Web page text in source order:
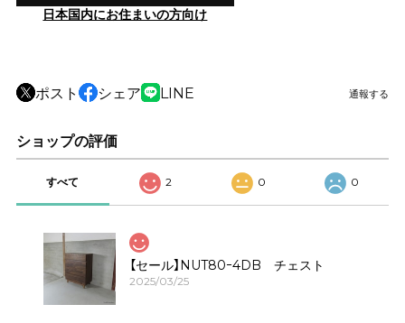
日本国内にお住まいの方向け
ポスト シェア LINE 通報する
ショップの評価
すべて 2 0 0
【セール】NUT80ｰ4DB チェスト
2025/03/25